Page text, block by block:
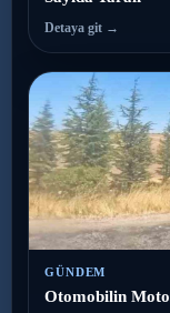
Detaya git →
GÜNDEM
Otomobilin